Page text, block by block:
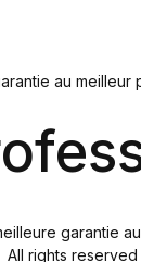
au meilleur
garantie
All rights reserved